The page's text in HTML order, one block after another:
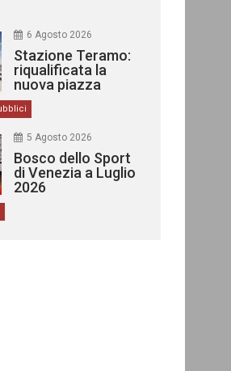
6 Agosto 2026
Stazione Teramo:
riqualificata la
nuova piazza
urbana
5 Agosto 2026
Bosco dello Sport
di Venezia a Luglio
2026